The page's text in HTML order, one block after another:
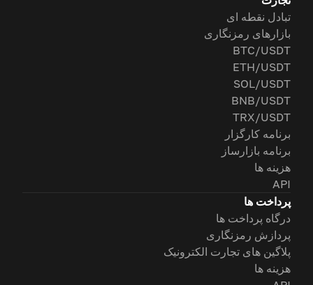
تبادل نقطه ای
بازارهای رمزنگاری
BTC/USDT
ETH/USDT
SOL/USDT
BNB/USDT
TRX/USDT
برنامه کارگزار
برنامه بازارساز
هزینه ها
API
پرداخت ها
درگاه پرداخت ها
پردازش رمزنگاری
پلاگین های تجارت الکترونیک
هزینه ها